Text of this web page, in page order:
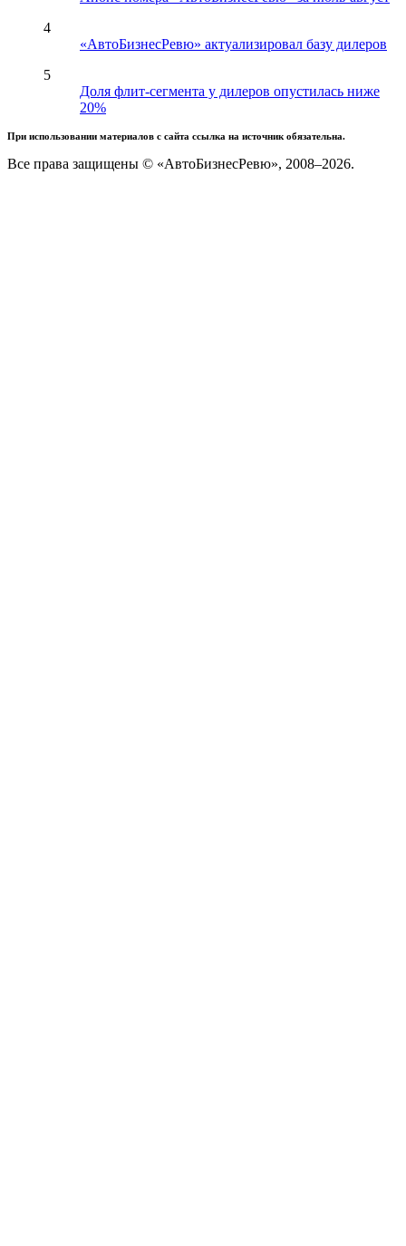
4
«АвтоБизнесРевю» актуализировал базу дилеров
5
Доля флит-сегмента у дилеров опустилась ниже
20%
При использовании материалов с сайта ссылка на источник обязательна.
Все права защищены © «АвтоБизнесРевю», 2008–2026.